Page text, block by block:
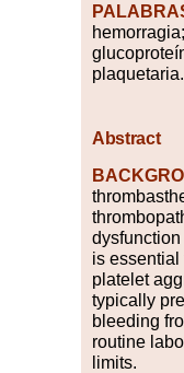
plaquetaria.
Abstract
dysfunction
is essential
platelet
typically
bleeding
routine
limits.